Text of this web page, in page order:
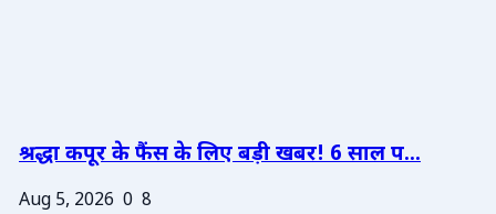
श्रद्धा कपूर के फैंस के लिए बड़ी खबर! 6 साल प...
Aug 5, 2026 0 8